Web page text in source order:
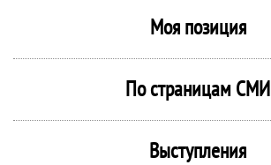
Моя позиция
По страницам СМИ
Выступления